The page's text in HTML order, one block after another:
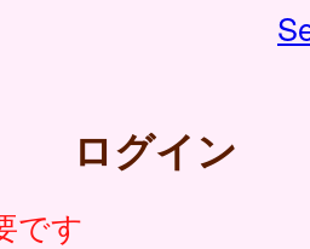
ログイン
です